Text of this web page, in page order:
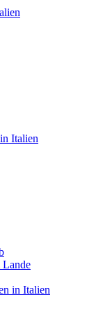
Italien
Lande
in Italien